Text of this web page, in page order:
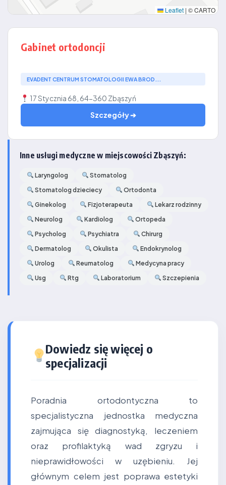
Leaflet | © CARTO
Gabinet ortodoncji
EVADENT CENTRUM STOMATOLOGII EWA BROD...
17 Stycznia 68, 64-360 Zbąszyń
Szczegóły ➔
Inne usługi medyczne w miejscowości Zbąszyń:
Laryngolog
Stomatolog
Stomatolog dzieciecy
Ortodonta
Ginekolog
Fizjoterapeuta
Lekarz rodzinny
Neurolog
Kardiolog
Ortopeda
Psycholog
Psychiatra
Chirurg
Dermatolog
Okulista
Endokrynolog
Urolog
Reumatolog
Medycyna pracy
Usg
Rtg Laboratorium Szczepienia
Dowiedz się więcej o
specjalizacji
Poradnia ortodontyczna to
specjalistyczna jednostka medyczna
zajmująca się diagnostyką, leczeniem
oraz profilaktyką wad zgryzu i
nieprawidłowości w uzębieniu. Jej
głównym celem jest poprawa estetyki